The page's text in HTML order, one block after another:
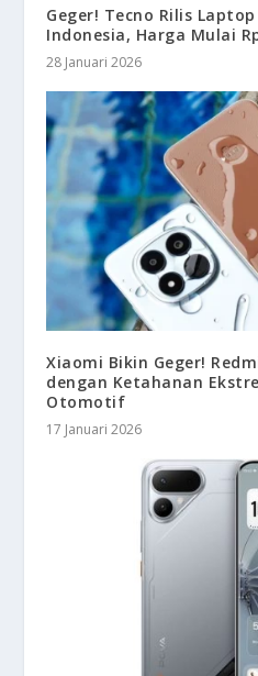
Geger! Tecno Rilis
Indonesia, Harga Mulai
28 Januari 2026
Xiaomi Bikin Geger!
dengan Ketahanan
Otomotif
17 Januari 2026